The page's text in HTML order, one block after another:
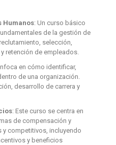
Humanos: Un curso básico
de la gestión de
selección,
retención de empleados.
en cómo identificar,
de una organización.
desarrollo de carrera y
: Este curso se centra en
de compensación y
y competitivos, incluyendo
y beneficios